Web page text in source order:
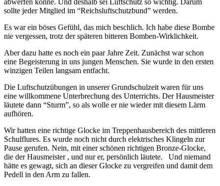
sollte jeder Mitglied im “Reichsluftschutzbund” werden.
Es war ein böses Gefühl, das mich beschlich. Ich habe diese Bombe
nie vergessen, trotz der späteren bitteren Bomben-Wirklichkeit.
Aber dazu hatte es noch ein paar Jahre Zeit. Zunächst war schon
eine Begeisterung in uns jungen Menschen. Sie wurde in den ersten
winzigen Teilen langsam entfacht.
Die Luftschutzübungen in unserer Grundschulzeit waren für uns
eine willkommene Unterbrechung des Unterrichts. Der Hausmeister
läutete dann “Sturm”, so als wolle er nie wieder mit diesem Lärm
aufhören.
Wir hatten eine richtige Glocke im Treppenhausbereich des mittleren
Schulflures. Es wurde noch nicht durch elektrisches Klingeln zur
Pause gerufen. Nein, mit einer schönen richtigen Bronze-Glocke,
die der Hausmeister , und nur er, persönlich läutete. Und niemand
hätte es gewagt, sich an dieser Glocke zu vergreifen und damit dem
Pedell in den Arm zu fallen.